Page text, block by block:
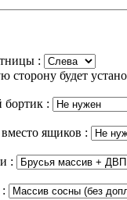
:
сторону будет
:
ящиков :
: